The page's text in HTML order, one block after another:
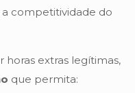
competitividade do
horas extras legítimas,
que permita: